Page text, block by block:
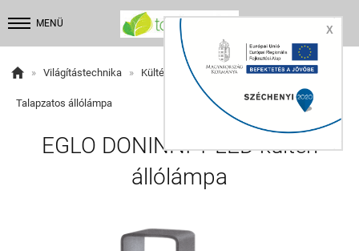
MENÜ  
 » Világítástechnika » Kültéri lámpák » Kültéri állólámpák »
Talapzatos állólámpa
EGLO DONINNI 1 LED kültéri
állólámpa
X